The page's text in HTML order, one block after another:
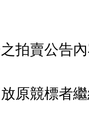
拍賣公告
原競標者